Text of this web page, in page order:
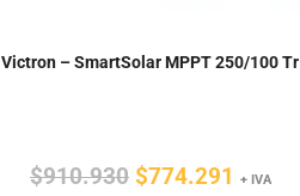
Victron – SmartSolar MPPT 250/100 Tr
$910.930 El
$774.291 El
+ IVA